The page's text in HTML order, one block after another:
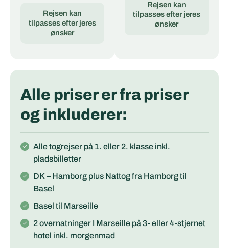
Rejsen kan
tilpasses efter jeres
ønsker
Rejsen kan
tilpasses efter jeres
ønsker
Alle priser er fra priser
og inkluderer:
Alle togrejser på 1. eller 2. klasse inkl.
pladsbilletter
DK – Hamborg plus Nattog fra Hamborg til
Basel
Basel til Marseille
2 overnatninger I Marseille på 3- eller 4-stjernet
hotel inkl. morgenmad